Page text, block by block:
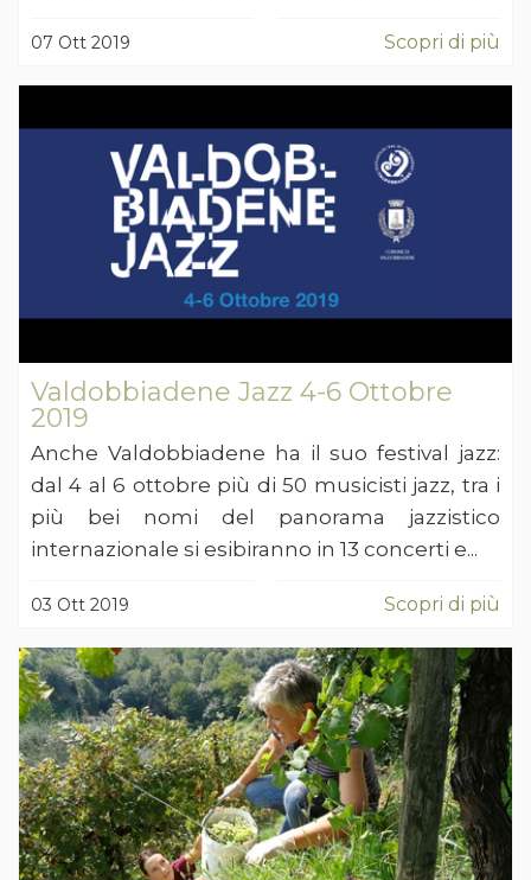
07 Ott 2019 Scopri di più
Valdobbiadene Jazz 4-6 Ottobre
2019
Anche Valdobbiadene ha il suo festival jazz:
dal 4 al 6 ottobre più di 50 musicisti jazz, tra i
più bei nomi del panorama jazzistico
internazionale si esibiranno in 13 concerti e...
03 Ott 2019 Scopri di più